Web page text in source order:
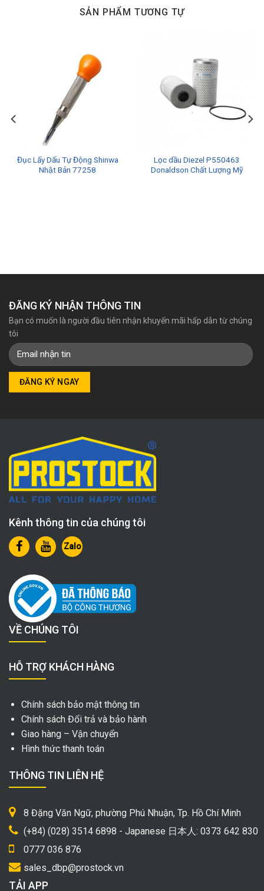
SẢN PHẨM TƯƠNG TỰ
Đục Lấy Dấu Tự Động Shinwa
Nhật Bản 77258
Lọc dầu Diezel P550463
Donaldson Chất Lượng Mỹ
ĐĂNG KÝ NHẬN THÔNG TIN
Bạn có muốn là người đầu tiên nhận khuyến mãi hấp dẫn từ chúng
tôi
Kênh thông tin của chúng tôi
Zalo
VỀ CHÚNG TÔI
HỖ TRỢ KHÁCH HÀNG
Chính sách bảo mật thông tin
Chính sách Đổi trả và bảo hành
Giao hàng – Vận chuyển
Hình thức thanh toán
THÔNG TIN LIÊN HỆ
8 Đặng Văn Ngữ, phường Phú Nhuận, Tp. Hồ Chí Minh
(+84) (028) 3514 6898 - Japanese 日本人: 0373 642 830
0777 036 876
sales_dbp@prostock.vn
TẢI APP